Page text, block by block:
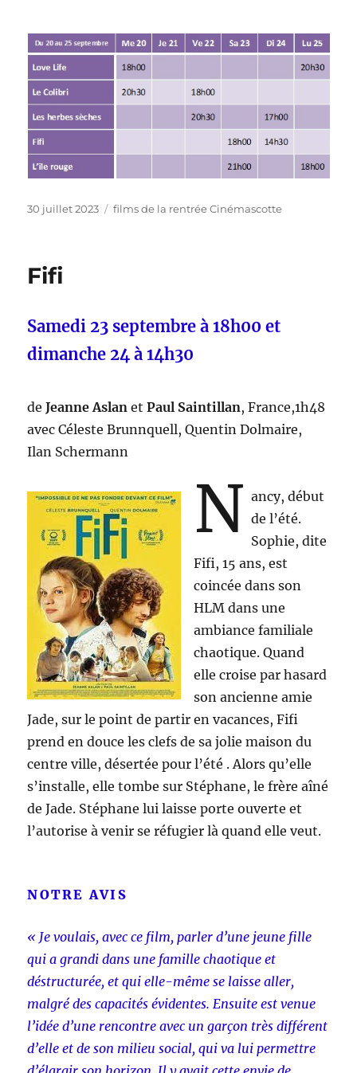
Publié
30 juillet 2023 Catégories
films de la rentrée Cinémascotte
Fifi
Samedi 23 septembre à 18h00 et
dimanche 24 à 14h30
deJeanne Aslan etPaul Saintillan, France,1h48
avec Céleste Brunnquell, Quentin Dolmaire,
Ilan Schermann
N ancy, début
de l’été.
Sophie, dite
Fifi, 15 ans, est
coincée dans son
HLM dans une
ambiance familiale
chaotique. Quand
elle croise par hasard
son ancienne amie
Jade, sur le point de partir en vacances, Fifi
prend en douce les clefs de sa jolie maison du
centre ville, désertée pour l’été . Alors qu’elle
s’installe, elle tombe sur Stéphane, le frère aîné
de Jade. Stéphane lui laisse porte ouverte et
l’autorise à venir se réfugier là quand elle veut.
NOTRE AVIS
« Je voulais, avec ce film, parler d’une jeune fille
qui a grandi dans une famille chaotique et
déstructurée, et qui elle-même se laisse aller,
malgré des capacités évidentes. Ensuite est venue
l’idée d’une rencontre avec un garçon très différent
d’elle et de son milieu social, qui va lui permettre